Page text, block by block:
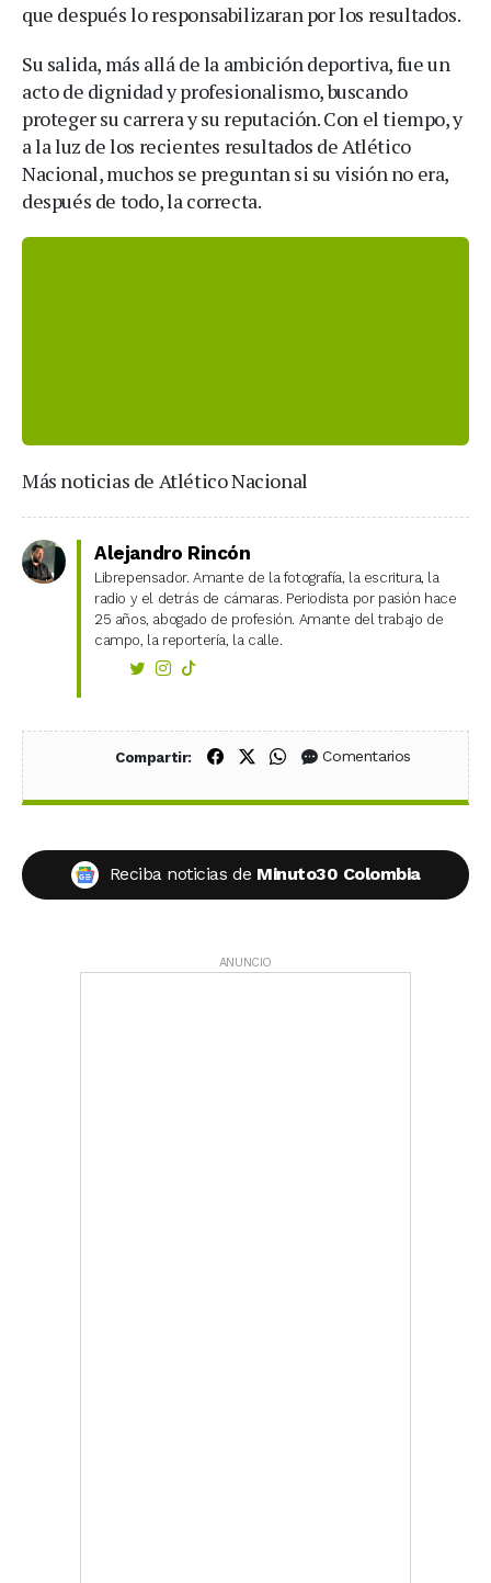
que después lo responsabilizaran por los resultados.
Su salida, más allá de la ambición deportiva, fue un
acto de dignidad y profesionalismo, buscando
proteger su carrera y su reputación. Con el tiempo, y
a la luz de los recientes resultados de Atlético
Nacional, muchos se preguntan si su visión no era,
después de todo, la correcta.
Más noticias de Atlético Nacional
Alejandro Rincón
Librepensador. Amante de la fotografía, la escritura, la
radio y el detrás de cámaras. Periodista por pasión hace
25 años, abogado de profesión. Amante del trabajo de
campo, la reportería, la calle.
Compartir: Compartir en Facebook
Compartir en X (Twitter)
Compartir en WhatsApp
Comentarios
Reciba noticias de Minuto30 Colombia
ANUNCIO